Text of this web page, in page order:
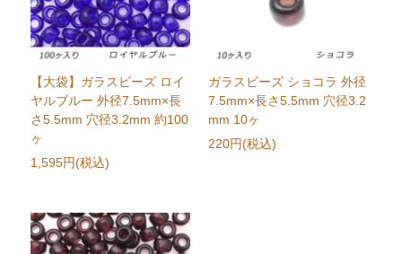
【大袋】ガラスビーズ ロイ
ヤルブルー 外径7.5mm×長
さ5.5mm 穴径3.2mm 約100
ヶ
1,595円(税込)
ガラスビーズ ショコラ 外径
7.5mm×長さ5.5mm 穴径3.2
mm 10ヶ
220円(税込)